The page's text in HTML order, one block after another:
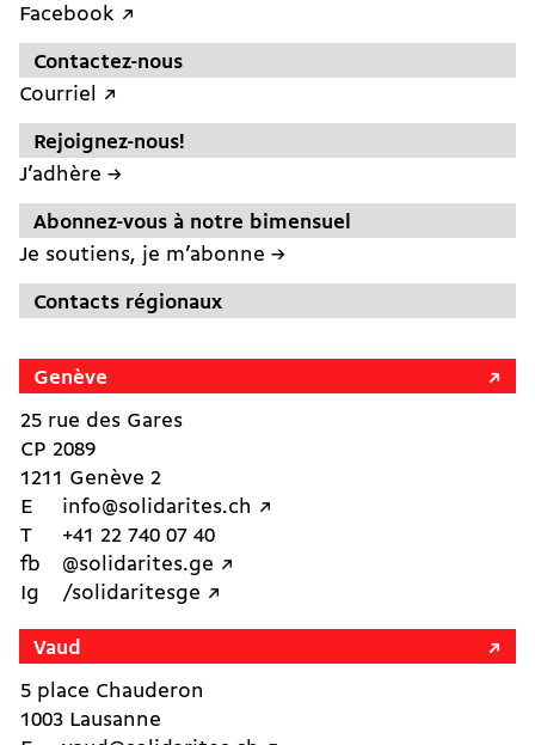
Facebook ↗︎
Contactez-nous
Courriel ↗︎
Rejoignez-nous!
J’adhère →
Abonnez-vous à notre bimensuel
Je soutiens, je m’abonne →
Contacts régionaux
Genève
25 rue des Gares
CP 2089
1211 Genève 2
E
info@solidarites.ch ↗︎
T
+41 22 740 07 40
fb
@solidarites.ge ↗︎
Ig
/solidaritesge ↗︎
Vaud
5 place Chauderon
1003 Lausanne